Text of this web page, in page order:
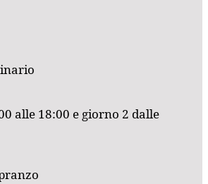
alle 18:00 e giorno 2 dalle